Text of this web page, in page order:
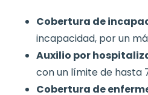
Cobertura de
incapacidad, por un
Auxilio por
con un límite de hasta
Cobertura de